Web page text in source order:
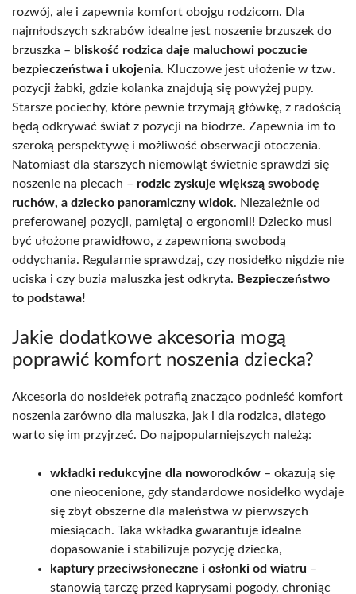
rozwój, ale i zapewnia komfort obojgu rodzicom. Dla
najmłodszych szkrabów idealne jest noszenie brzuszek do
brzuszka – bliskość rodzica daje maluchowi poczucie
bezpieczeństwa i ukojenia. Kluczowe jest ułożenie w tzw.
pozycji żabki, gdzie kolanka znajdują się powyżej pupy.
Starsze pociechy, które pewnie trzymają główkę, z radością
będą odkrywać świat z pozycji na biodrze. Zapewnia im to
szeroką perspektywę i możliwość obserwacji otoczenia.
Natomiast dla starszych niemowląt świetnie sprawdzi się
noszenie na plecach – rodzic zyskuje większą swobodę
ruchów, a dziecko panoramiczny widok. Niezależnie od
preferowanej pozycji, pamiętaj o ergonomii! Dziecko musi
być ułożone prawidłowo, z zapewnioną swobodą
oddychania. Regularnie sprawdzaj, czy nosidełko nigdzie nie
uciska i czy buzia maluszka jest odkryta. Bezpieczeństwo
to podstawa!
Jakie dodatkowe akcesoria mogą
poprawić komfort noszenia dziecka?
Akcesoria do nosidełek potrafią znacząco podnieść komfort
noszenia zarówno dla maluszka, jak i dla rodzica, dlatego
warto się im przyjrzeć. Do najpopularniejszych należą:
wkładki redukcyjne dla noworodków – okazują się
one nieocenione, gdy standardowe nosidełko wydaje
się zbyt obszerne dla maleństwa w pierwszych
miesiącach. Taka wkładka gwarantuje idealne
dopasowanie i stabilizuje pozycję dziecka,
kaptury przeciwsłoneczne i osłonki od wiatru –
stanowią tarczę przed kaprysami pogody, chroniąc